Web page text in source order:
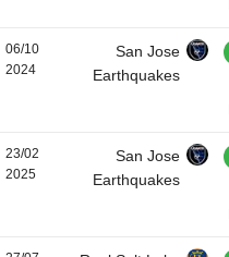
06/10
2024
San Jose
Earthquakes
23/02
2025
San Jose
Earthquakes